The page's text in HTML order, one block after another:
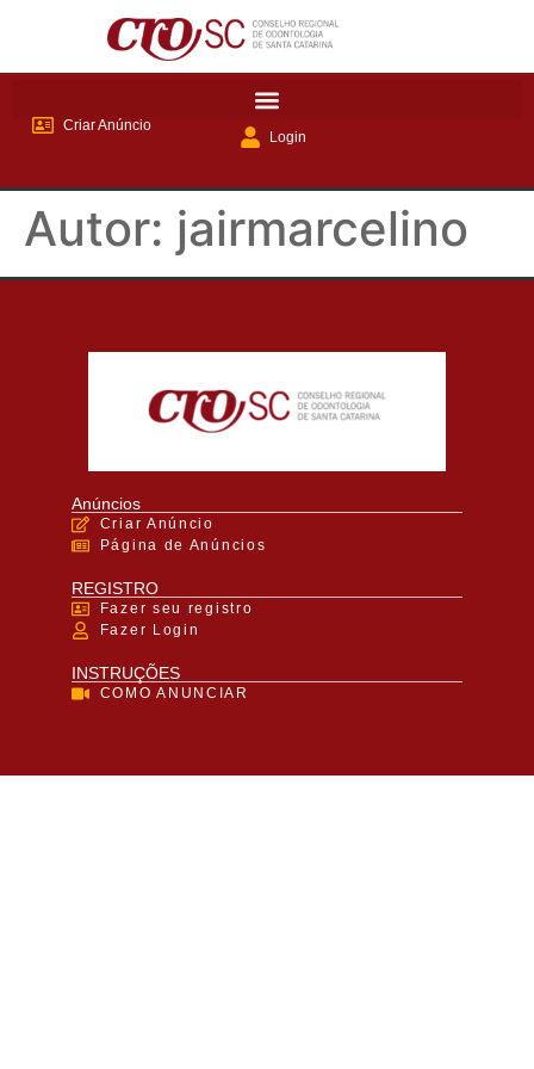
Criar Anúncio
Login
Autor: jairmarcelino
Anúncios
Criar Anúncio
Página de Anúncios
REGISTRO
Fazer seu registro
Fazer Login
INSTRUÇÕES
COMO ANUNCIAR